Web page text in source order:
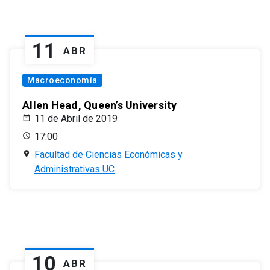
11 ABR
Macroeconomía
Allen Head, Queen’s University
11 de Abril de 2019
17:00
Facultad de Ciencias Económicas y
Administrativas UC
10 ABR